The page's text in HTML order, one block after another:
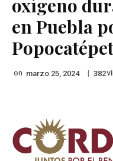
oxígeno
en Puebla
on marzo 25, 2024 | 382